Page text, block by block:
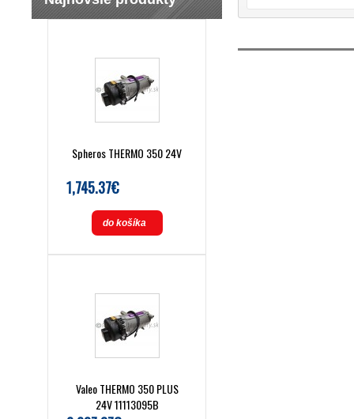
Spheros THERMO 350 24V
1,745.37€
do košíka
Valeo THERMO 350 PLUS
24V 11113095B